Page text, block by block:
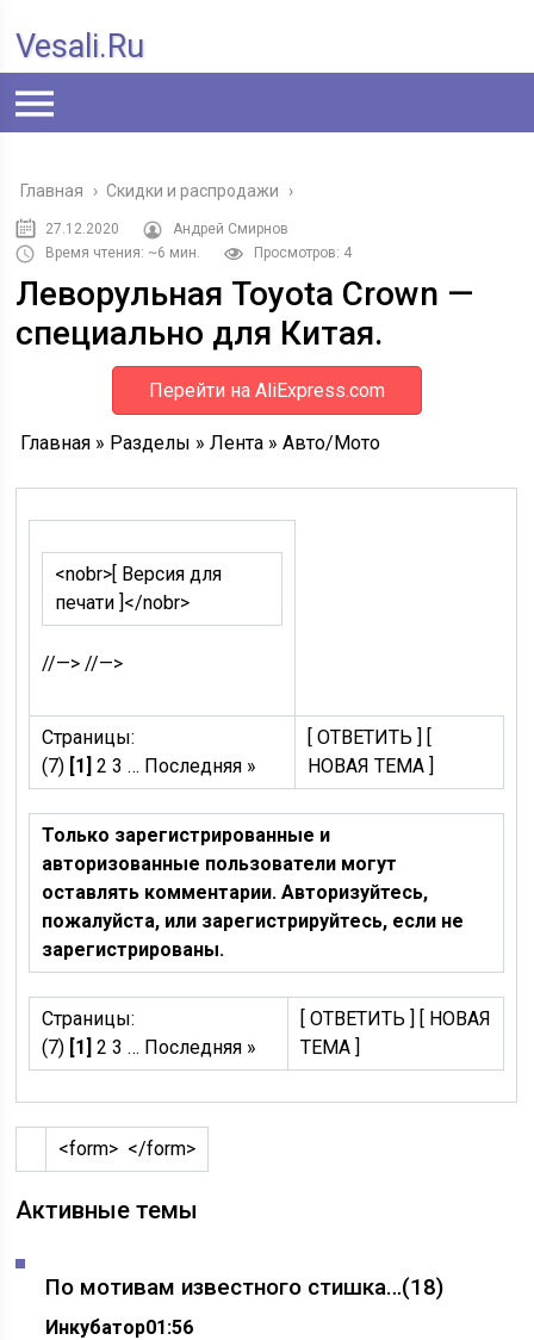
Vesali.ru
Главная › Скидки и распродажи ›
27.12.2020
Андрей Смирнов
Время чтения: ~6 мин.
Просмотров: 4
Леворульная Toyota Crown —
специально для Китая.
Перейти на AliExpress.com
Главная » Разделы » Лента » Авто/Мото
<nobr>[ Версия для
печати ]</nobr>
//—> //—>
Страницы:
(7) [1] 2 3 … Последняя »
[ ОТВЕТИТЬ ] [
НОВАЯ ТЕМА ]
Только зарегистрированные и
авторизованные пользователи могут
оставлять комментарии. Авторизуйтесь,
пожалуйста, или зарегистрируйтесь, если не
зарегистрированы.
Страницы:
(7) [1] 2 3 … Последняя »
[ ОТВЕТИТЬ ] [ НОВАЯ
ТЕМА ]
<form> </form>
Активные темы
По мотивам известного стишка…(18)
Инкубатор01:56